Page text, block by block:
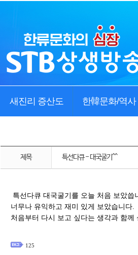
새진리 증산도 한韓문화/역사
제목 특선다큐 - 대국굴기^^
특선다큐 대국굴기를 오늘 처음 보았씁
너무나 유익하고 재미 있게 보았습니다.
처음부터 다시 보고 싶다는 생각과 함
125